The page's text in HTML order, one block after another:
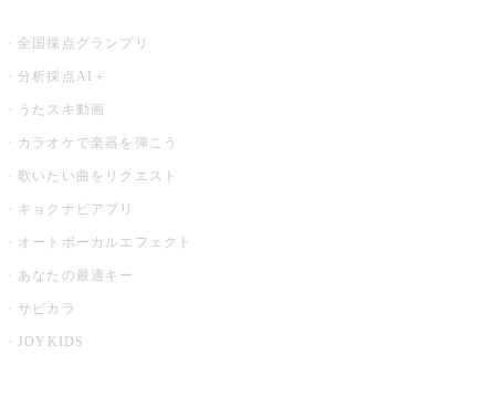
全国採点グランプリ
分析採点AI＋
うたスキ動画
カラオケで楽器を弾こう
歌いたい曲をリクエスト
キョクナビアプリ
オートボーカルエフェクト
あなたの最適キー
サビカラ
JOYKIDS